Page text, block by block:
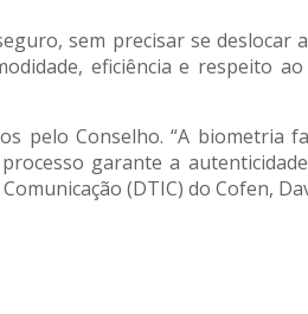
sem precisar se deslocar
eficiência e respeito
pelo Conselho. “A biometria
garante a
(DTIC) do Cofen,